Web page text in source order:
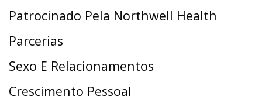
Patrocinado Pela Northwell Health
Parcerias
Sexo E Relacionamentos
Crescimento Pessoal